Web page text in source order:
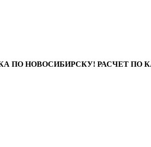
ПО НОВОСИБИРСКУ! РАСЧЕТ ПО